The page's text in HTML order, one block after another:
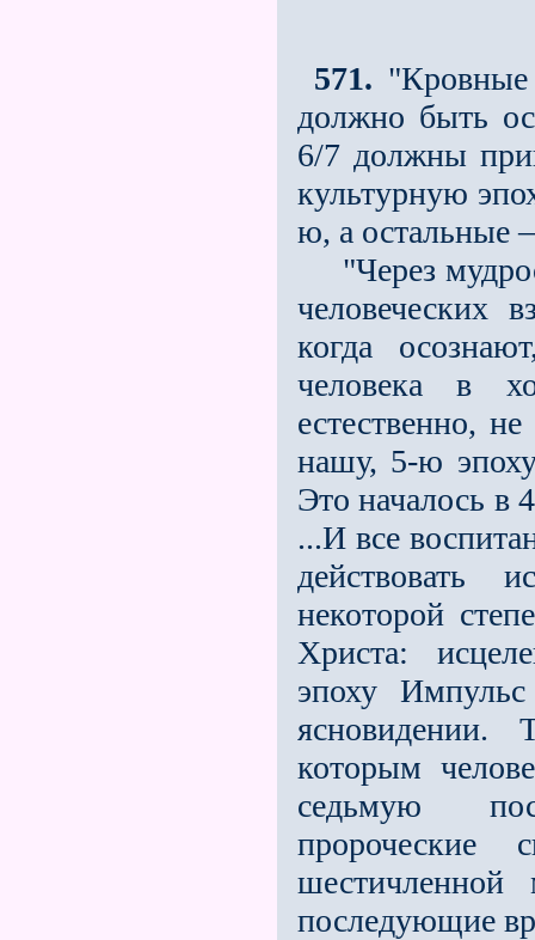
571. "Кровные
должно быть
6/7 должны
культурную
ю, а остальные
"Через
человеческих
когда
человека в
естественно,
нашу, 5-ю эпоху
Это началось в
...И все
действовать
некоторой
Христа:
эпоху
ясновидении.
которым
седьмую
пророческие
шестичленной
последующие